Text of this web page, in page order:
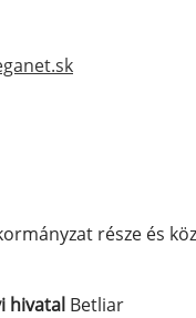
része és
hivatal Betliar